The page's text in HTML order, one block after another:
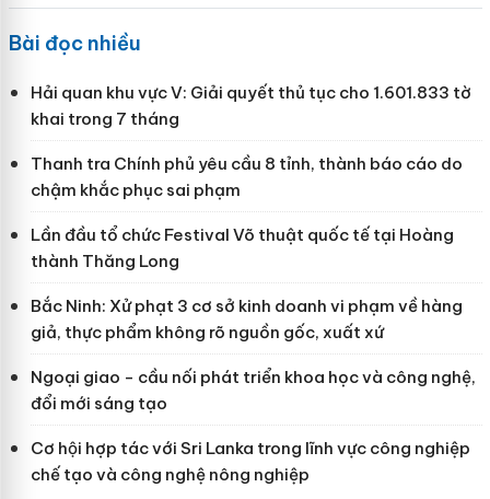
Bài đọc nhiều
Hải quan khu vực V: Giải quyết thủ tục cho 1.601.833 tờ
khai trong 7 tháng
Thanh tra Chính phủ yêu cầu 8 tỉnh, thành báo cáo do
chậm khắc phục sai phạm
Lần đầu tổ chức Festival Võ thuật quốc tế tại Hoàng
thành Thăng Long
Bắc Ninh: Xử phạt 3 cơ sở kinh doanh vi phạm về hàng
giả, thực phẩm không rõ nguồn gốc, xuất xứ
Ngoại giao - cầu nối phát triển khoa học và công nghệ,
đổi mới sáng tạo
Cơ hội hợp tác với Sri Lanka trong lĩnh vực công nghiệp
chế tạo và công nghệ nông nghiệp